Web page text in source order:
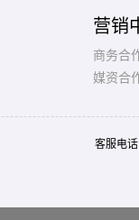
营销
商务合
媒资合
客服电